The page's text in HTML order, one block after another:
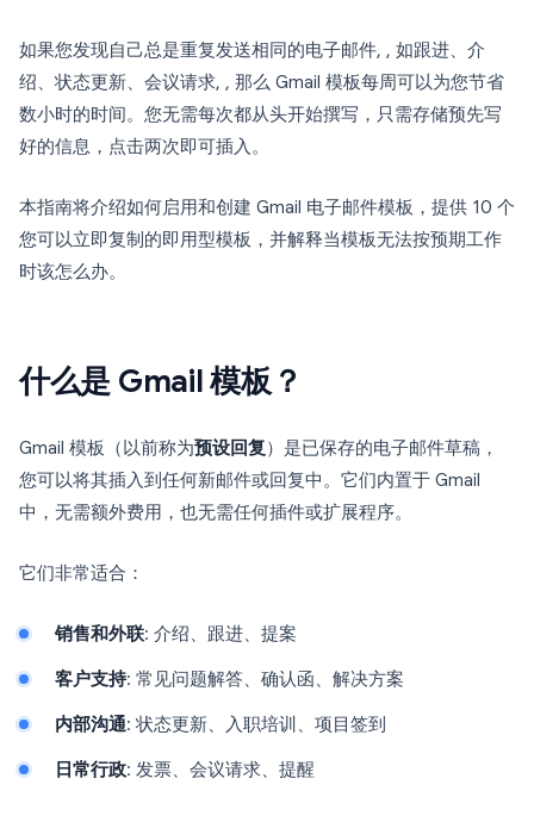
如果您发现自己总是重复发送相同的电子邮件, , 如跟进、介
绍、状态更新、会议请求, , 那么 Gmail 模板每周可以为您节省
数小时的时间。您无需每次都从头开始撰写，只需存储预先写
好的信息，点击两次即可插入。
本指南将介绍如何启用和创建 Gmail 电子邮件模板，提供 10 个
您可以立即复制的即用型模板，并解释当模板无法按预期工作
时该怎么办。
什么是 Gmail 模板？
Gmail 模板（以前称为预设回复）是已保存的电子邮件草稿，
您可以将其插入到任何新邮件或回复中。它们内置于 Gmail
中，无需额外费用，也无需任何插件或扩展程序。
它们非常适合：
销售和外联: 介绍、跟进、提案
客户支持: 常见问题解答、确认函、解决方案
内部沟通: 状态更新、入职培训、项目签到
日常行政: 发票、会议请求、提醒